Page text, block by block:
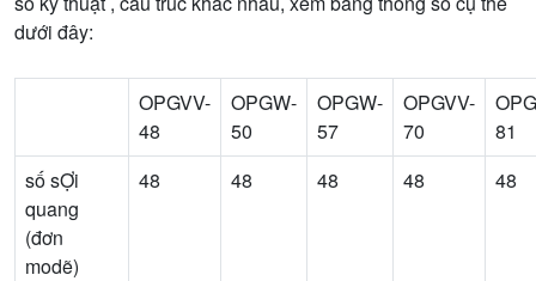
dưới đây:
OPGVV-
48
OPGW-
50
OPGW-
57
OPGVV-
70
81
số sỢi
quang
(đơn
modẽ)
48 48 48 48 48